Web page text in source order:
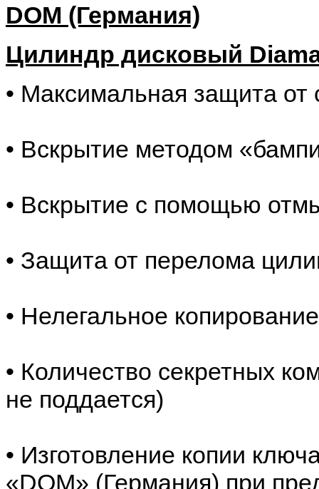
DOM (Германия)
Цилиндр дисковый
• Максимальная защита
• Вскрытие методом
• Вскрытие с помощью
• Защита от перелома
• Нелегальное
• Количество секретных
не поддается)
• Изготовление копии
«DOM» (Германия) при